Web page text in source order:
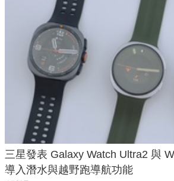
三星發表 Galaxy Watch Ultra2 與
導入潛水與越野跑導航功能